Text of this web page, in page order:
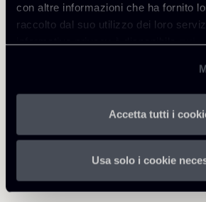
con altre informazioni che ha fornito
raccolto dal suo utilizzo dei loro
informativa privacy è disponibilequi.
Accetta tutti i
Usa solo i cookie
Torna agli